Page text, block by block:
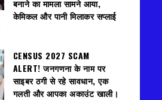
बनाने का मामला सामने आया,
केमिकल और पानी मिलाकर सप्लाई
CENSUS 2027 SCAM
ALERT! जनगणना के नाम पर
साइबर ठगी से रहे सावधान, एक
गलती और आपका अकाउंट खाली।